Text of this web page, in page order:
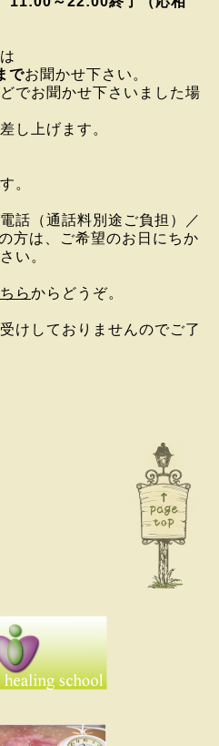
でお聞かせ下さい。
でお聞かせ下さいました場
し上げます。
。
電話（通話料別途ご負担）／
方は、
ご希望のお日にちか
い。
らからどうぞ。
けしておりませんのでご了